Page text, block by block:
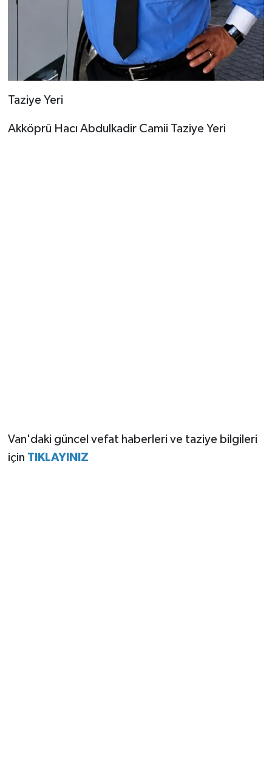
Taziye Yeri
Akköprü Hacı Abdulkadir Camii Taziye Yeri
Van'daki güncel vefat haberleri ve taziye bilgileri
için TIKLAYINIZ